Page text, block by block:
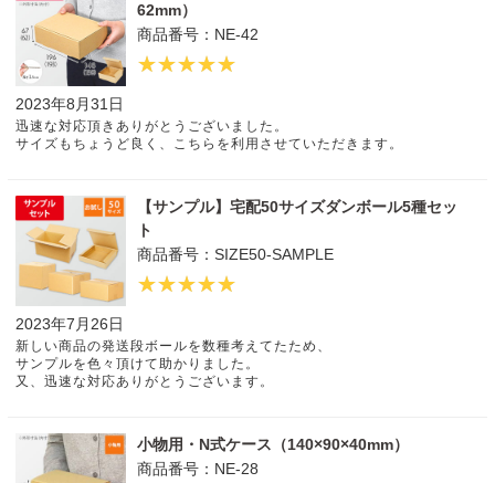
62mm）
商品番号：NE-42
2023年8月31日
迅速な対応頂きありがとうございました。
サイズもちょうど良く、こちらを利用させていただきます。
【サンプル】宅配50サイズダンボール5種セッ
ト
商品番号：SIZE50-SAMPLE
2023年7月26日
新しい商品の発送段ボールを数種考えてたため、
サンプルを色々頂けて助かりました。
又、迅速な対応ありがとうございます。
小物用・N式ケース（140×90×40mm）
商品番号：NE-28